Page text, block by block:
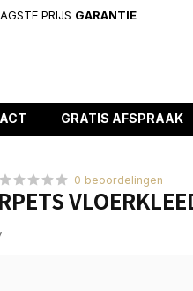
PRIJS GARANTIE
GRATIS AFSPRAAK
0 beoordelingen